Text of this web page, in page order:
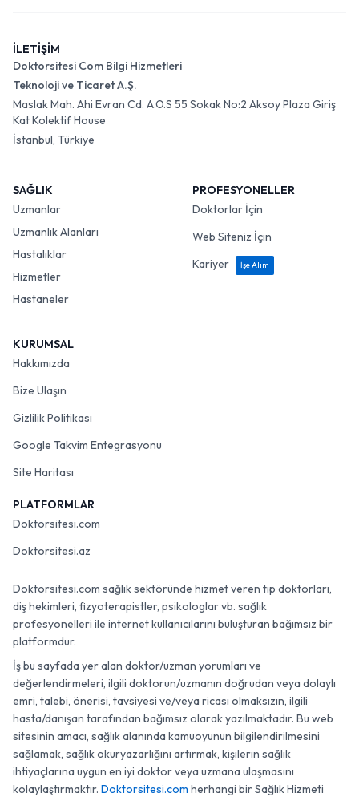
İLETİŞİM
Doktorsitesi Com Bilgi Hizmetleri
Teknoloji ve Ticaret A.Ş.
Maslak Mah. Ahi Evran Cd. A.O.S 55 Sokak No:2 Aksoy Plaza Giriş
Kat Kolektif House
İstanbul, Türkiye
SAĞLIK
Uzmanlar
Uzmanlık Alanları
Hastalıklar
Hizmetler
Hastaneler
PROFESYONELLER
Doktorlar İçin
Web Siteniz İçin
Kariyer
İşe Alım
KURUMSAL
Hakkımızda
Bize Ulaşın
Gizlilik Politikası
Google Takvim Entegrasyonu
Site Haritası
PLATFORMLAR
Doktorsitesi.com
Doktorsitesi.az
Doktorsitesi.com sağlık sektöründe hizmet veren tıp doktorları,
diş hekimleri, fizyoterapistler, psikologlar vb. sağlık
profesyonelleri ile internet kullanıcılarını buluşturan bağımsız bir
platformdur.
İş bu sayfada yer alan doktor/uzman yorumları ve
değerlendirmeleri, ilgili doktorun/uzmanın doğrudan veya dolaylı
emri, talebi, önerisi, tavsiyesi ve/veya ricası olmaksızın, ilgili
hasta/danışan tarafından bağımsız olarak yazılmaktadır. Bu web
sitesinin amacı, sağlık alanında kamuoyunun bilgilendirilmesini
sağlamak, sağlık okuryazarlığını artırmak, kişilerin sağlık
ihtiyaçlarına uygun en iyi doktor veya uzmana ulaşmasını
kolaylaştırmaktır. Doktorsitesi.com herhangi bir Sağlık Hizmeti